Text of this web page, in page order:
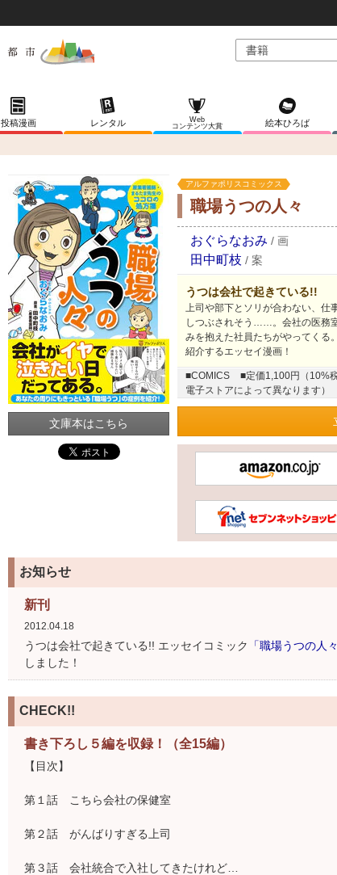
投稿漫画 レンタル
Web
コンテンツ大賞
絵本ひろば
文庫本はこちら
アルファポリスコミックス
職場うつの人々
おぐらなおみ / 画
田中町枝 / 案
うつは会社で起きている!!
上司や部下とソリが合わない、仕
しつぶされそう……。会社の医務
みを抱えた社員たちがやってくる
紹介するエッセイ漫画！
■COMICS ■定価1,100円（10%
電子ストアによって異なります）
お知らせ
新刊
2012.04.18
うつは会社で起きている!! エッセイコミック 「職場うつの人
しました！
CHECK!!
書き下ろし５編を収録！（全15編）
【目次】
第１話 こちら会社の保健室
第２話 がんばりすぎる上司
第３話 会社統合で入社してきたけれど…